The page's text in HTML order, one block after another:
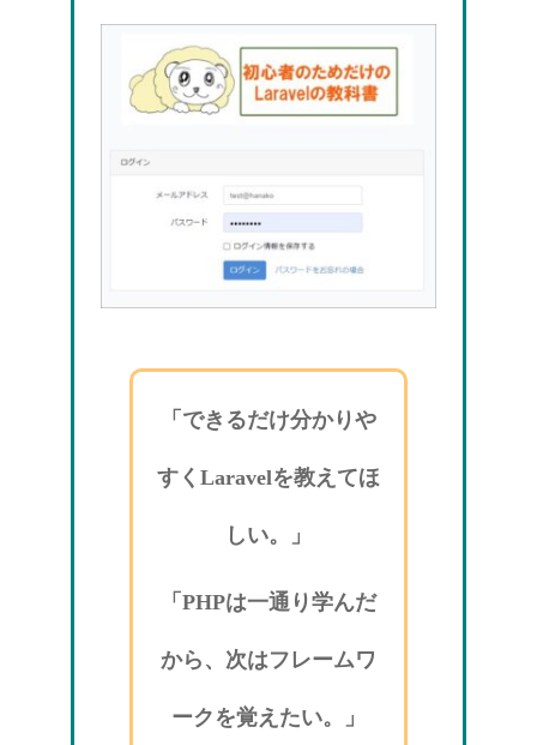
「できるだけ分かりや
すくLaravelを教えてほ
しい。」
「PHPは一通り学んだ
から、次はフレームワ
ークを覚えたい。」